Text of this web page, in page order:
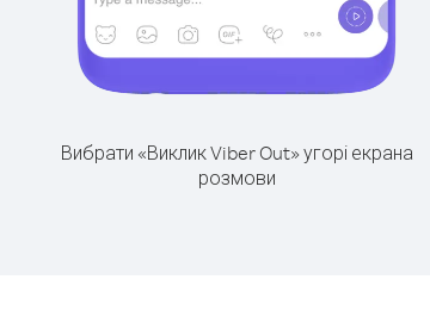
Вибрати «Виклик Viber Out» угорі екрана
розмови